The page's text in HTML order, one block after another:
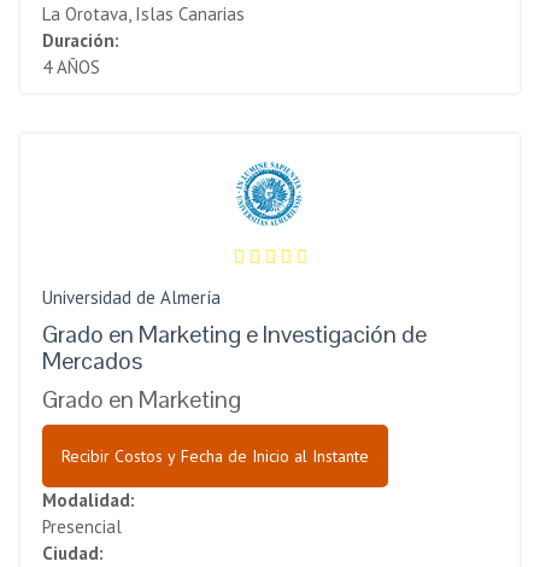
La Orotava, Islas Canarias
Duración:
4 AÑOS
Universidad de Almería
Grado en Marketing e Investigación de
Mercados
Grado en Marketing
Recibir Costos y Fecha de Inicio al Instante
Modalidad:
Presencial
Ciudad: